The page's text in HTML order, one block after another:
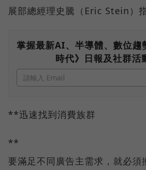
展部總經理史騰（Eric Stein）指
掌握最新AI、半導體、數位趨
時代》日報及社群活
**迅速找到消費族群
**
要滿足不同廣告主需求，就必須